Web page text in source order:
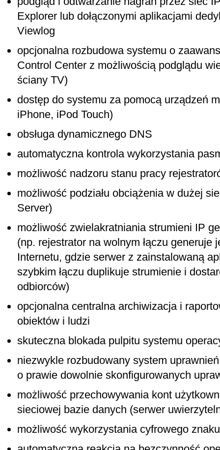
Explorer lub dołączonymi aplikacjami
Viewlog
opcjonalna rozbudowa systemu o
Control Center z możliwością podglądu
ściany TV)
dostęp do systemu za pomocą urządzeń
iPhone, iPod Touch)
obsługa dynamicznego DNS
automatyczna kontrola wykorzystania
możliwość nadzoru stanu pracy
możliwość podziału obciążenia w dużej
Server)
możliwość zwielakratniania strumieni IP
(np. rejestrator na wolnym łączu generuje
Internetu, gdzie serwer z zainstalowaną
szybkim łączu duplikuje strumienie i
odbiorców)
opcjonalna centralna archiwizacja i
obiektów i ludzi
skuteczna blokada pulpitu systemu
niezwykle rozbudowany system
o prawie dowolnie skonfigurowanych
możliwość przechowywania kont
sieciowej bazie danych (serwer
możliwość wykorzystania cyfrowego